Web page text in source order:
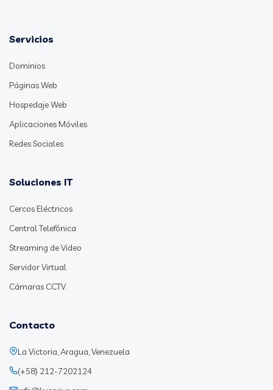
Servicios
Dominios
Páginas Web
Hospedaje Web
Aplicaciones Móviles
Redes Sociales
Soluciones IT
Cercos Eléctricos
Central Telefónica
Streaming de Video
Servidor Virtual
Cámaras CCTV
Contacto
La Victoria, Aragua, Venezuela
(+58) 212-7202124